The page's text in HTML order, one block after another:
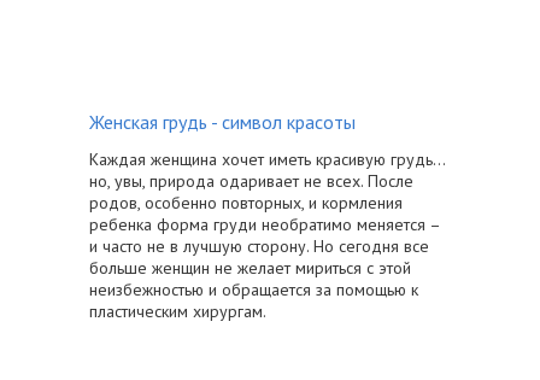
Женская грудь - символ красоты
Каждая женщина хочет иметь красивую грудь…
но, увы, природа одаривает не всех. После
родов, особенно повторных, и кормления
ребенка форма груди необратимо меняется –
и часто не в лучшую сторону. Но сегодня все
больше женщин не желает мириться с этой
неизбежностью и обращается за помощью к
пластическим хирургам.